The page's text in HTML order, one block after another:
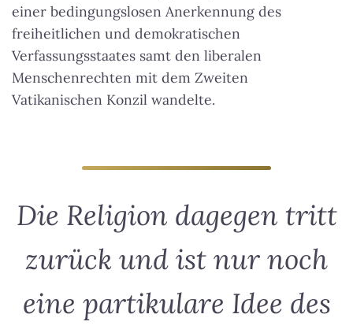
einer bedingungslosen Anerkennung des
freiheitlichen und demokratischen
Verfassungsstaates samt den liberalen
Menschenrechten mit dem Zweiten
Vatikanischen Konzil wandelte.
Die Religion dagegen tritt
zurück und ist nur noch
eine partikulare Idee des